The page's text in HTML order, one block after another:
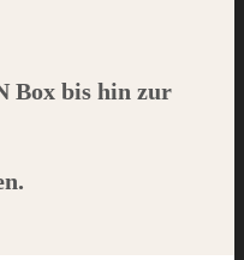
Box bis hin zur